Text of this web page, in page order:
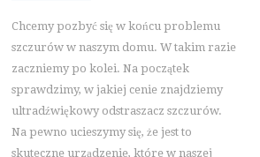
Chcemy pozbyć się w końcu problemu
szczurów w naszym domu. W takim razie
zaczniemy po kolei. Na początek
sprawdzimy, w jakiej cenie znajdziemy
ultradźwiękowy odstraszacz szczurów.
Na pewno ucieszymy się, że jest to
skuteczne urządzenie, które w naszej